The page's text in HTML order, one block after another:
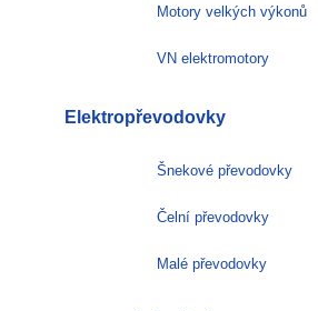
Motory velkých výkonů
VN elektromotory
Elektropřevodovky
Šnekové převodovky
Čelní převodovky
Malé převodovky